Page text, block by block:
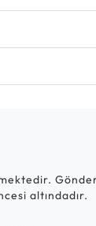
altındadır.